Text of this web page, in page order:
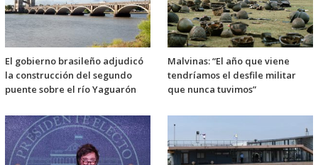
El gobierno brasileño adjudicó
la construcción del segundo
puente sobre el río Yaguarón
Malvinas: “El año que viene
tendríamos el desfile militar
que nunca tuvimos”